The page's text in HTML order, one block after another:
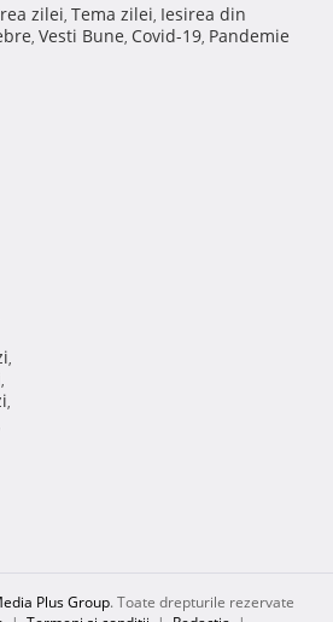
zilei, Tema zilei, Iesirea din
, Vesti Bune, Covid-19, Pandemie
,
,
,
Plus Group. Toate drepturile rezervate